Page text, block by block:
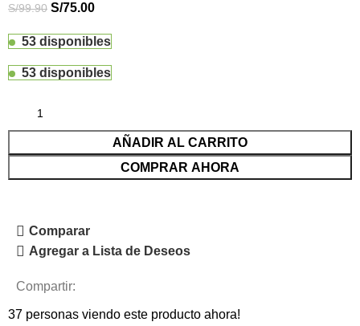
S/99.90 S/75.00
53 disponibles
53 disponibles
AÑADIR AL CARRITO
COMPRAR AHORA
Comparar
Agregar a Lista de Deseos
Compartir:
37 personas viendo este producto ahora!